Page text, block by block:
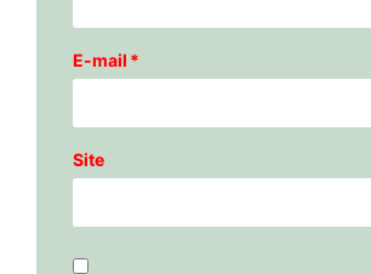
E-mail *
Site